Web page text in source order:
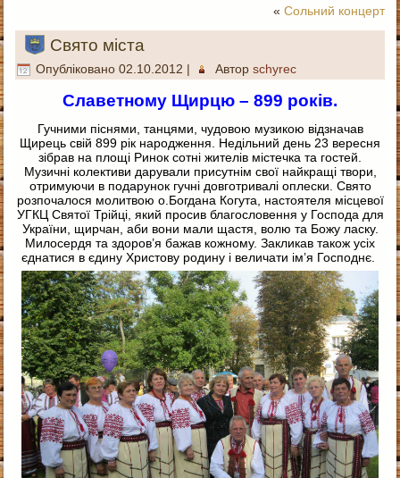
« Сольний концерт
Свято міста
Опубліковано 02.10.2012 | Автор schyrec
Славетному Щирцю – 899 років.
Гучними піснями, танцями, чудовою музикою відзначав
Щирець свій 899 рік народження. Недільний день 23 вересня
зібрав на площі Ринок сотні жителів містечка та гостей.
Музичні колективи дарували присутнім свої найкращі твори,
отримуючи в подарунок гучні довготривалі оплески. Свято
розпочалося молитвою о.Богдана Когута, настоятеля місцевої
УГКЦ Святої Трійці, який просив благословення у Господа для
України, щирчан, аби вони мали щастя, волю та Божу ласку.
Милосердя та здоров’я бажав кожному. Закликав також усіх
єднатися в єдину Христову родину і величати ім’я Господнє.